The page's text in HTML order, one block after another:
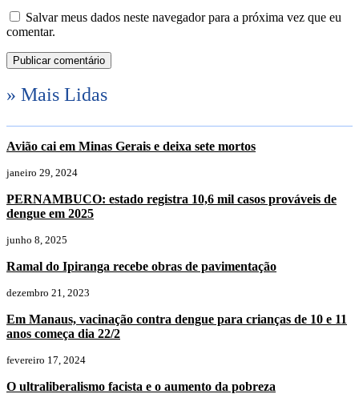
Salvar meus dados neste navegador para a próxima vez que eu
comentar.
» Mais Lidas
Avião cai em Minas Gerais e deixa sete mortos
janeiro 29, 2024
PERNAMBUCO: estado registra 10,6 mil casos prováveis de
dengue em 2025
junho 8, 2025
Ramal do Ipiranga recebe obras de pavimentação
dezembro 21, 2023
Em Manaus, vacinação contra dengue para crianças de 10 e 11
anos começa dia 22/2
fevereiro 17, 2024
O ultraliberalismo facista e o aumento da pobreza